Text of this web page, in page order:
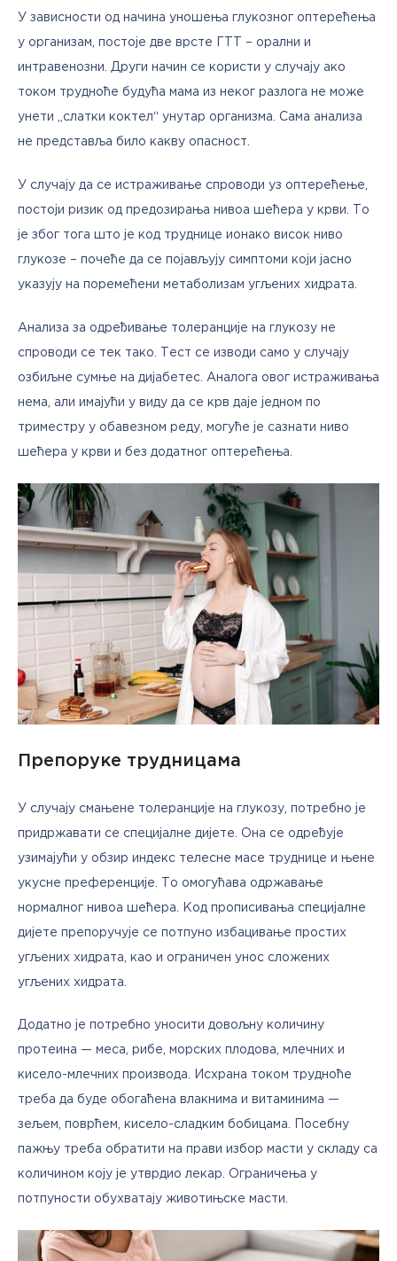
У зависности од начина уношења глукозног оптерећења
у организам, постоје две врсте ГТТ – орални и
интравенозни. Други начин се користи у случају ако
током трудноће будућа мама из неког разлога не може
унети „слатки коктел“ унутар организма. Сама анализа
не представља било какву опасност.
У случају да се истраживање спроводи уз оптерећење,
постоји ризик од предозирања нивоа шећера у крви. То
је због тога што је код труднице ионако висок ниво
глукозе – почеће да се појављују симптоми који јасно
указују на поремећени метаболизам угљених хидрата.
Анализа за одређивање толеранције на глукозу не
спроводи се тек тако. Тест се изводи само у случају
озбиљне сумње на дијабетес. Аналога овог истраживања
нема, али имајући у виду да се крв даје једном по
триместру у обавезном реду, могуће је сазнати ниво
шећера у крви и без додатног оптерећења.
Препоруке трудницама
У случају смањене толеранције на глукозу, потребно је
придржавати се специјалне дијете. Она се одређује
узимајући у обзир индекс телесне масе труднице и њене
укусне преференције. То омогућава одржавање
нормалног нивоа шећера. Код прописивања специјалне
дијете препоручује се потпуно избацивање простих
угљених хидрата, као и ограничен унос сложених
угљених хидрата.
Додатно је потребно уносити довољну количину
протеина — меса, рибе, морских плодова, млечних и
кисело-млечних производа. Исхрана током трудноће
треба да буде обогаћена влакнима и витаминима —
зељем, поврћем, кисело-сладким бобицама. Посебну
пажњу треба обратити на прави избор масти у складу са
количином коју је утврдио лекар. Ограничења у
потпуности обухватају животињске масти.